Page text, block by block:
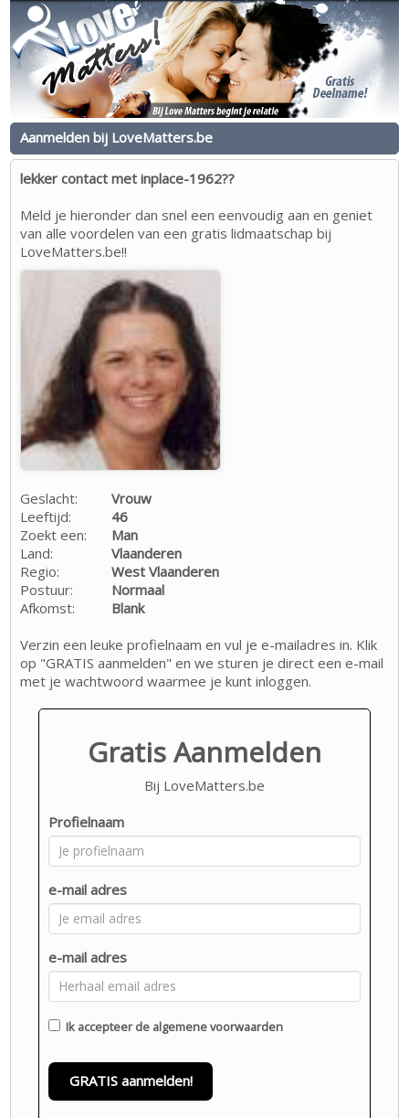
Aanmelden bij LoveMatters.be
lekker contact met inplace-1962??
Meld je hieronder dan snel een eenvoudig aan en geniet
van alle voordelen van een gratis lidmaatschap bij
LoveMatters.be!!
Geslacht:
Vrouw
Leeftijd:
46
Zoekt een:
Man
Land:
Vlaanderen
Regio:
West Vlaanderen
Postuur:
Normaal
Afkomst:
Blank
Verzin een leuke profielnaam en vul je e-mailadres in. Klik
op "GRATIS aanmelden" en we sturen je direct een e-mail
met je wachtwoord waarmee je kunt inloggen.
Gratis Aanmelden
Bij LoveMatters.be
Profielnaam
e-mail adres
e-mail adres
Ik accepteer de algemene voorwaarden
GRATIS aanmelden!